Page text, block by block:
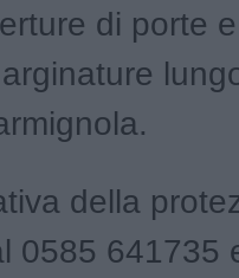
di porte
della
0585 641735